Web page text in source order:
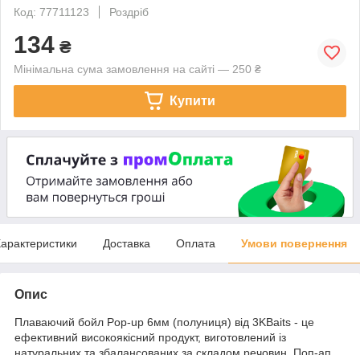
Код: 77711123
Роздріб
134 ₴
Мінімальна сума замовлення на сайті — 250 ₴
Купити
Доставка Оплата Умови повернення
Опис
Плаваючий бойл Pop-up 6мм (полуниця) від 3KBaits - це
ефективний високоякісний продукт, виготовлений із